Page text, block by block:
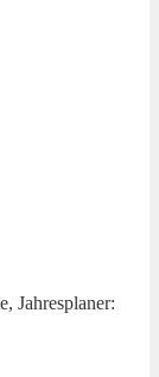
Jahresplaner: